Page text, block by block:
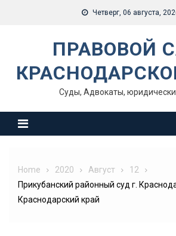
Четверг, 06 августа,
ПРАВОВОЙ
Суды, Адвокаты,
Home 2020 Август
12
Прикубанский районный суд г.
Краснодарский край